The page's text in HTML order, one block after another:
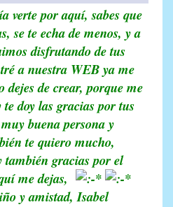
verte por aquí, sabes que
se te echa de menos, y a
disfrutando de tus
a nuestra WEB ya me
dejes de crear, porque me
doy las gracias por tus
buena persona y
te quiero mucho,
también gracias por el
me dejas,
y amistad, Isabel